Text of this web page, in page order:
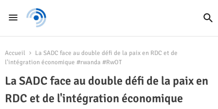
Accueil
La SADC face au double défi de la paix en RDC et de
l'intégration économique #rwanda #RwOT
La SADC face au double défi de la paix en
RDC et de l'intégration économique